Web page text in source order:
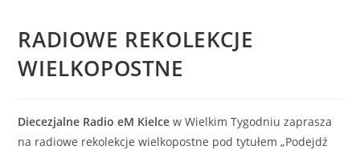
RADIOWE REKOLEKCJE
WIELKOPOSTNE
Diecezjalne Radio eM Kielce w Wielkim Tygodniu zaprasza
na radiowe rekolekcje wielkopostne pod tytułem „Podejdź